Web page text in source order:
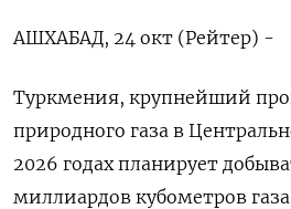
АШХАБАД, 24 окт (Рейтер) -
Туркмения, крупнейший
природного газа в
2026 годах планирует
миллиардов кубометров